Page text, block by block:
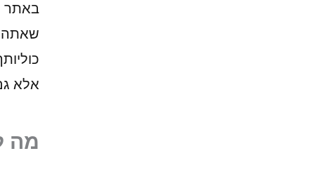
באתר
שאתה
אלא
מה